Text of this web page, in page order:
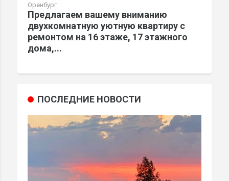
Оренбург
Предлагаем вашему вниманию
двухкомнатную уютную квартиру с
ремонтом на 16 этаже, 17 этажного
дома,...
ПОСЛЕДНИЕ НОВОСТИ